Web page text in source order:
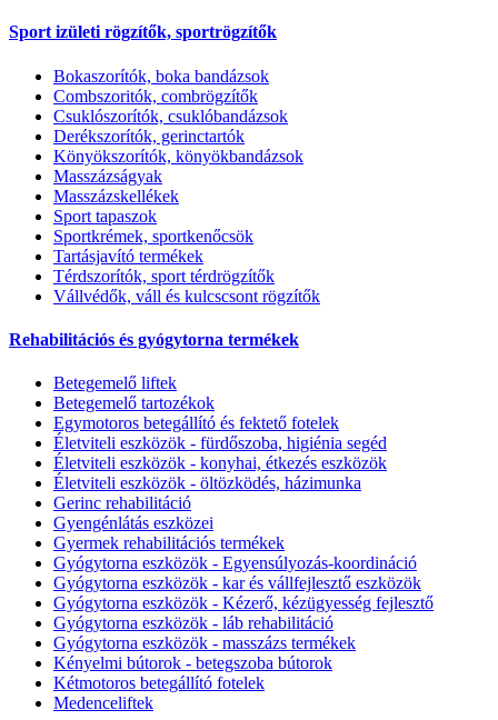
Sport izületi rögzítők, sportrögzítők
Bokaszorítók, boka bandázsok
Combszoritók, combrögzítők
Csuklószorítók, csuklóbandázsok
Derékszorítók, gerinctartók
Könyökszorítók, könyökbandázsok
Masszázságyak
Masszázskellékek
Sport tapaszok
Sportkrémek, sportkenőcsök
Tartásjavító termékek
Térdszorítók, sport térdrögzítők
Vállvédők, váll és kulcscsont rögzítők
Rehabilitációs és gyógytorna termékek
Betegemelő liftek
Betegemelő tartozékok
Egymotoros betegállító és fektető fotelek
Életviteli eszközök - fürdőszoba, higiénia segéd
Életviteli eszközök - konyhai, étkezés eszközök
Életviteli eszközök - öltözködés, házimunka
Gerinc rehabilitáció
Gyengénlátás eszközei
Gyermek rehabilitációs termékek
Gyógytorna eszközök - Egyensúlyozás-koordináció
Gyógytorna eszközök - kar és vállfejlesztő eszközök
Gyógytorna eszközök - Kézerő, kézügyesség fejlesztő
Gyógytorna eszközök - láb rehabilitáció
Gyógytorna eszközök - masszázs termékek
Kényelmi bútorok - betegszoba bútorok
Kétmotoros betegállító fotelek
Medenceliftek